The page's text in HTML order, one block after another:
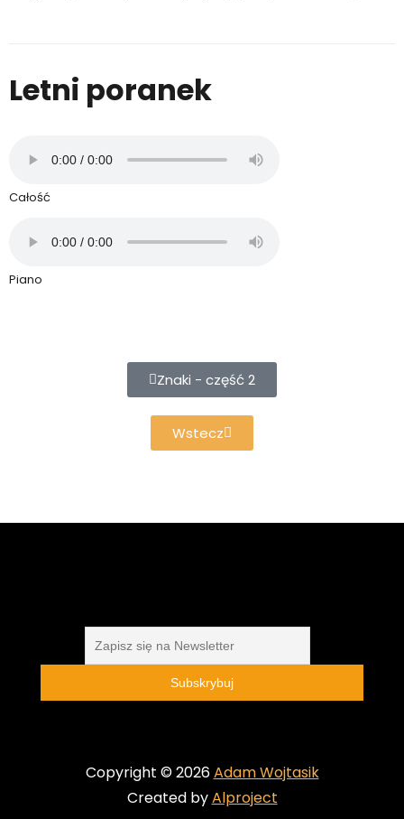
Letni poranek
Całość
Piano
Znaki - część 2
Wstecz
Copyright © 2026Adam Wojtasik
Created byAlproject